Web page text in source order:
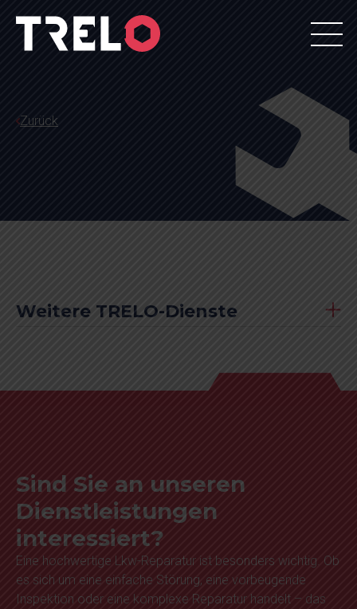
Zurück
Weitere TRELO-Dienste
Sind Sie an unseren
Dienstleistungen
interessiert?
Eine hochwertige Lkw-Reparatur ist besonders wichtig. Ob
es sich um eine einfache Störung, eine vorbeugende
Inspektion oder eine komplexe Reparatur handelt – das